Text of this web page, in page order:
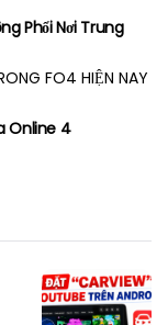
Phổi Nơi Trung
FO4 HIỆN NAY
Online 4